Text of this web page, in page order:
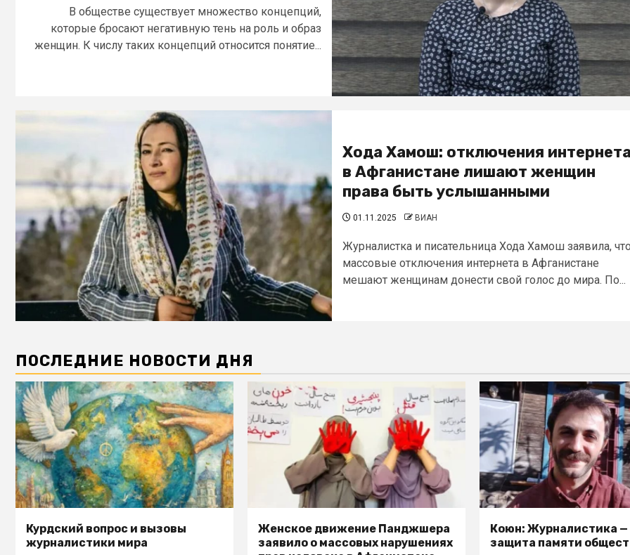
В обществе существует множество концепций,
которые бросают негативную тень на роль и образ
женщин. К числу таких концепций относится понятие...
Хода Хамош: отключения
в Афганистане лишают женщин
права быть услышанными
01.11.2025 ВИАН
Журналистка и писательница Хода Хамош заявила,
массовые отключения интернета в Афганистане
мешают женщинам донести свой голос до мира. По...
ПОСЛЕДНИЕ НОВОСТИ ДНЯ
Курдский вопрос и вызовы
журналистики мира
Женское движение Панджшера
заявило о массовых нарушениях
Коюн: Журналистика —
защита памяти